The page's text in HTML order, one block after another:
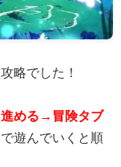
略でした！
進める→冒険タブ
遊んでいくと順